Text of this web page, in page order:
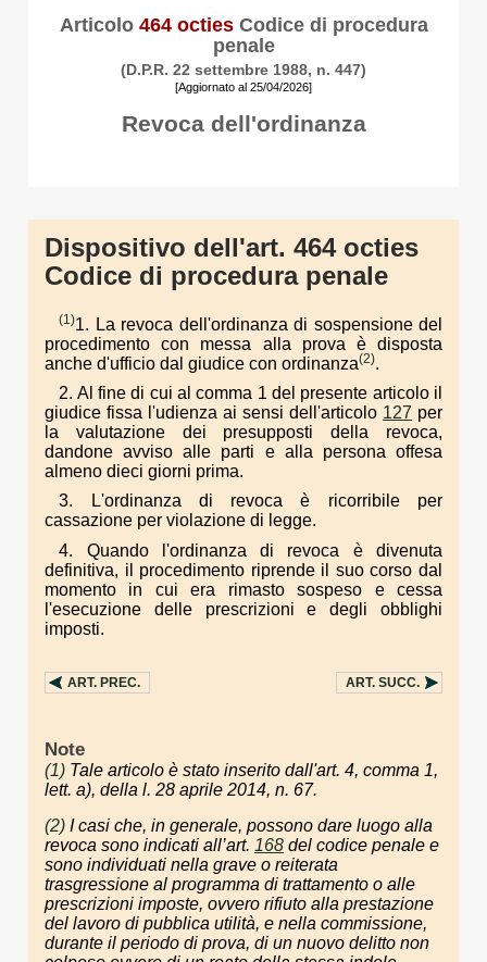
Articolo 464 octiesCodice di procedura
penale
(D.P.R. 22 settembre 1988, n. 447)
[Aggiornato al 25/04/2026]
Revoca dell'ordinanza
Dispositivo dell'art. 464 octies
Codice di procedura penale
(1)1. La revoca dell'ordinanza di sospensione del
procedimento con messa alla prova è disposta
anche d'ufficio dal giudice con ordinanza(2).
2. Al fine di cui al comma 1 del presente articolo il
giudice fissa l'udienza ai sensi dell'articolo 127 per
la valutazione dei presupposti della revoca,
dandone avviso alle parti e alla persona offesa
almeno dieci giorni prima.
3. L'ordinanza di revoca è ricorribile per
cassazione per violazione di legge.
4. Quando l'ordinanza di revoca è divenuta
definitiva, il procedimento riprende il suo corso dal
momento in cui era rimasto sospeso e cessa
l'esecuzione delle prescrizioni e degli obblighi
imposti.
ART. PREC. ART. SUCC.
Note
(1) Tale articolo è stato inserito dall'art. 4, comma 1,
lett. a), della l. 28 aprile 2014, n. 67.
(2) I casi che, in generale, possono dare luogo alla
revoca sono indicati all’art. 168 del codice penale e
sono individuati nella grave o reiterata
trasgressione al programma di trattamento o alle
prescrizioni imposte, ovvero rifiuto alla prestazione
del lavoro di pubblica utilità, e nella commissione,
durante il periodo di prova, di un nuovo delitto non